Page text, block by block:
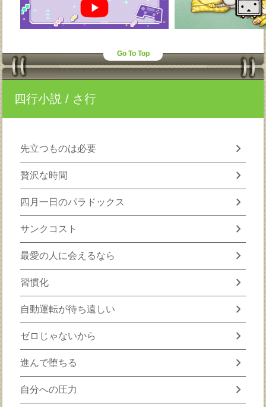
Go To Top
四行小説 / さ行
先立つものは必要 chevron_right
贅沢な時間 chevron_right
四月一日のパラドックス chevron_right
サンクコスト chevron_right
最愛の人に会えるなら chevron_right
習慣化 chevron_right
自動運転が待ち遠しい chevron_right
ゼロじゃないから chevron_right
進んで堕ちる chevron_right
自分への圧力 chevron_right